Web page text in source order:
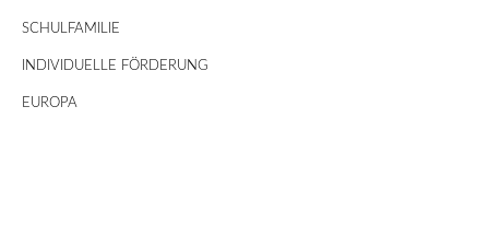
SCHULFAMILIE
INDIVIDUELLE FÖRDERUNG
EUROPA